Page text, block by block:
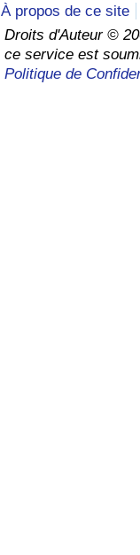
À propos de ce site
Droits d'Auteur ©
ce service est
Politique de
à Akaba
Criminalité
Indice de